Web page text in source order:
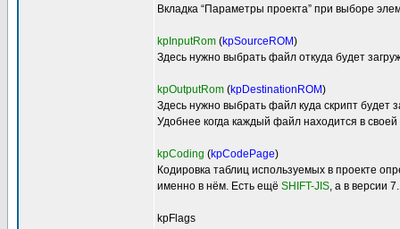
Вкладка “Параметры проекта” при выборе
kpInputRom (kpSourceROM)
Здесь нужно выбрать файл откуда будет
kpOutputRom (kpDestinationROM)
Здесь нужно выбрать файл куда скрипт
Удобнее когда каждый файл находится в
kpCoding (kpCodePage)
Кодировка таблиц используемых в проекте
именно в нём. Есть ещё SHIFT-JIS, а в версии
kpFlags